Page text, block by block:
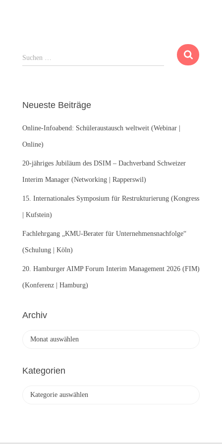
S
u
n
a
c
:
Suchen …
Neueste Beiträge
Online-Infoabend: Schüleraustausch weltweit (Webinar |
Online)
20-jähriges Jubiläum des DSIM – Dachverband Schweizer
Interim Manager (Networking | Rapperswil)
15. Internationales Symposium für Restrukturierung (Kongress
| Kufstein)
Fachlehrgang „KMU-Berater für Unternehmensnachfolge“
(Schulung | Köln)
20. Hamburger AIMP Forum Interim Management 2026 (FIM)
(Konferenz | Hamburg)
Archiv
h
Kategorien